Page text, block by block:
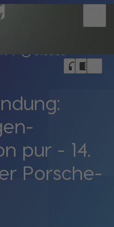
/ play_circle_outline 01:00:00
headphones chrome_reader_mode
pur - 14.
Porsche-